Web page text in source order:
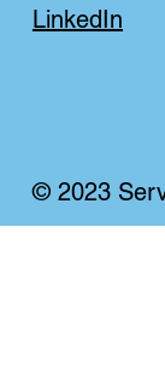
LinkedIn
© 2023